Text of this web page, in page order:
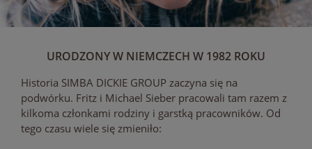
URODZONY W NIEMCZECH W 1982 ROKU
Historia SIMBA DICKIE GROUP zaczyna się na
podwórku. Fritz i Michael Sieber pracowali tam razem z
kilkoma członkami rodziny i garstką pracowników. Od
tego czasu wiele się zmieniło: